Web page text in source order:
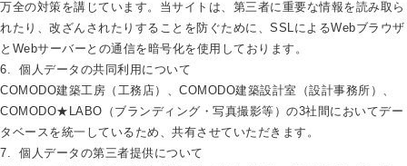
万全の対策を講じています。当サイトは、第三者に重要な情報を読み取ら
れたり、改ざんされたりすることを防ぐために、SSLによるWebブラウザ
とWebサーバーとの通信を暗号化を使用しております。
6. 個人データの共同利用について
COMODO建築工房（工務店）、COMODO建築設計室（設計事務所）、
COMODO★LABO（ブランディング・写真撮影等）の3社間においてデー
タベースを統一しているため、共有させていただきます。
7. 個人データの第三者提供について